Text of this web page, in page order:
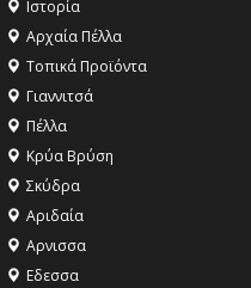
Ιστορία
Αρχαία Πέλλα
Τοπικά Προϊόντα
Γιαννιτσά
Πέλλα
Κρύα Βρύση
Σκύδρα
Αριδαία
Aρνισσα
Eδεσσα